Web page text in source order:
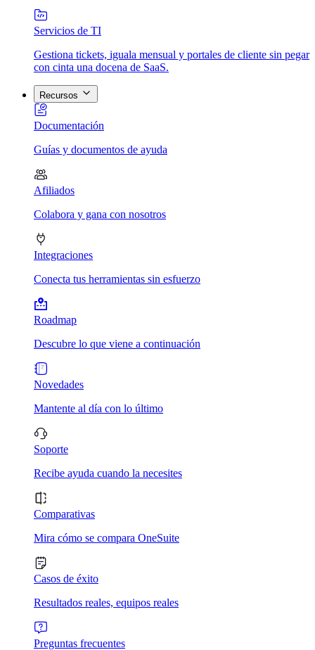
Servicios de TI
Gestiona tickets, iguala mensual y portales de cliente sin pegar
con cinta una docena de SaaS.
Recursos
Documentación
Guías y documentos de ayuda
Afiliados
Colabora y gana con nosotros
Integraciones
Conecta tus herramientas sin esfuerzo
Roadmap
Descubre lo que viene a continuación
Novedades
Mantente al día con lo último
Soporte
Recibe ayuda cuando la necesites
Comparativas
Mira cómo se compara OneSuite
Casos de éxito
Resultados reales, equipos reales
Preguntas frecuentes